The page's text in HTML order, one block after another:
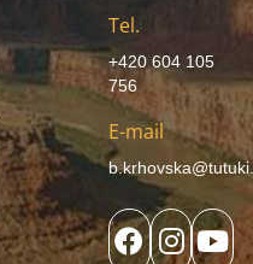
Tel.
+420 604 105
756
E-mail